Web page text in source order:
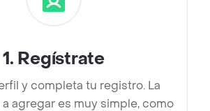
1. Regístrate
y completa tu registro. La
agregar es muy simple, como